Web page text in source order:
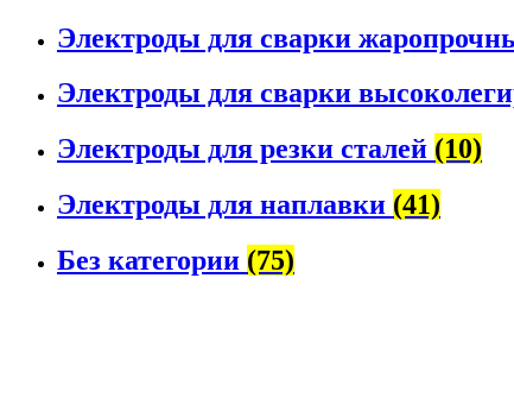
Электроды для сварки
Электроды для сварки
Электроды для резки сталей (10)
Электроды для наплавки (41)
Без категории (75)